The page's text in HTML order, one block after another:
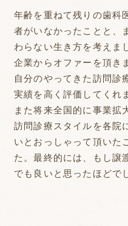
年齢を重ねて残りの歯科
者がいなかったことと、
わらない生き方を考えま
企業からオファーを頂き
自分のやってきた訪問診
実績を高く評価してくれ
また将来全国的に事業拡
訪問診療スタイルを各院
いとおっしゃって頂いた
た。最終的には、もし譲
でも良いと思ったほどで